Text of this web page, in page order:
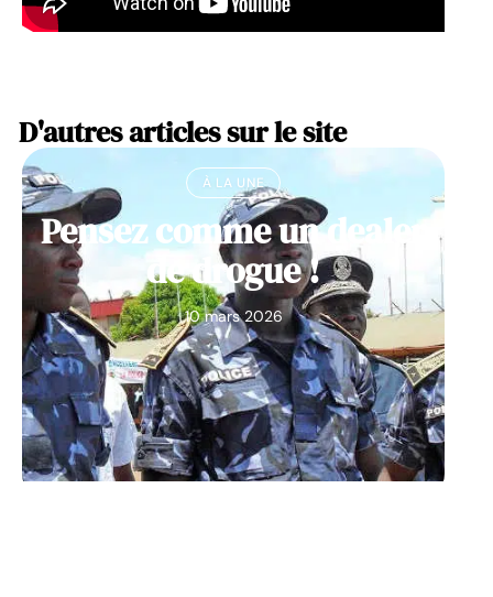
D'autres articles sur le site
À LA UNE
Pensez comme un dealer
de drogue !
10 mars 2026